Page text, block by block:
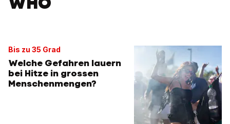
Bis zu 35 Grad
Welche Gefahren lauern
bei Hitze in grossen
Menschenmengen?